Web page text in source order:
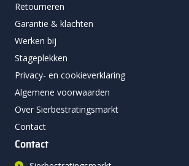
Retourneren
Garantie & klachten
Werken bij
Stageplekken
Privacy- en cookieverklaring
Algemene voorwaarden
Over Sierbestratingsmarkt
Contact
Contact